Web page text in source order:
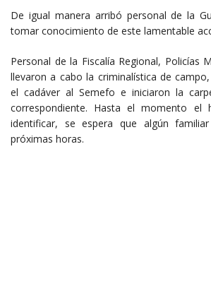
De igual manera arribó personal de la
tomar conocimiento de este lamentable
Personal de la Fiscalía Regional, Policías
llevaron a cabo la criminalística de
el cadáver al Semefo e iniciaron la
correspondiente. Hasta el momento el
identificar, se espera que algún
próximas horas.